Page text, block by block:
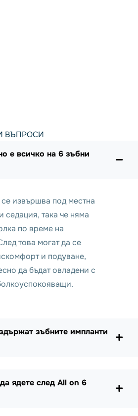
ВЪПРОСИ
е всичко на 6 зъбни
извършва под местна
седация, така че няма
по време на
това могат да се
и подуване,
да бъдат овладени с
зъбните импланти
ядете след All on 6